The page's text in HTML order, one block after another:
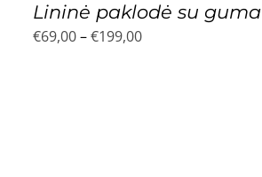
Lininė paklodė su guma
€69,00–€199,00Price